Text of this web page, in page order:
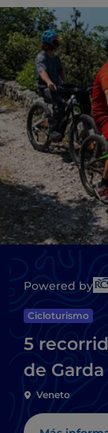
Powered by
Cicloturismo
5
de
Veneto